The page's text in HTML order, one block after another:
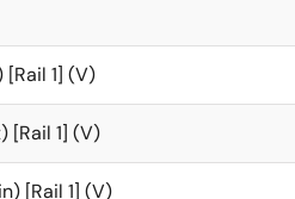
は、鉛フリーパッケージの
1] (V)
[Rail 1] (V)
[Rail 1] (V)